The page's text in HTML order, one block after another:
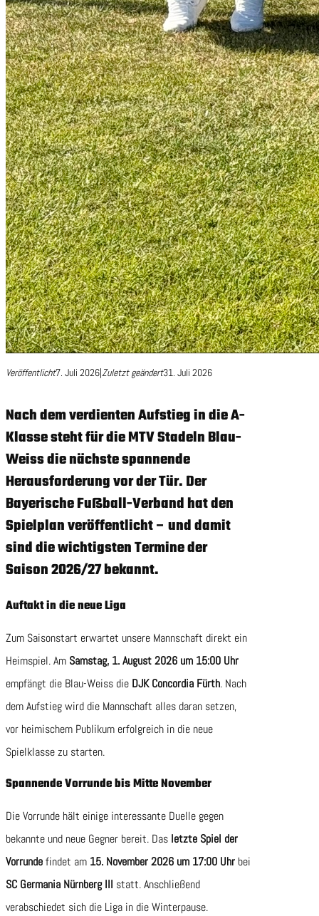
Veröffentlicht7. Juli 2026|Zuletzt geändert31. Juli 2026
Nach dem verdienten Aufstieg in die A-
Klasse steht für die MTV Stadeln Blau-
Weiss die nächste spannende
Herausforderung vor der Tür. Der
Bayerische Fußball-Verband hat den
Spielplan veröffentlicht – und damit
sind die wichtigsten Termine der
Saison 2026/27 bekannt.
Auftakt in die neue Liga
Zum Saisonstart erwartet unsere Mannschaft direkt ein
Heimspiel. Am Samstag, 1. August 2026 um 15:00 Uhr
empfängt die Blau-Weiss die DJK Concordia Fürth. Nach
dem Aufstieg wird die Mannschaft alles daran setzen,
vor heimischem Publikum erfolgreich in die neue
Spielklasse zu starten.
Spannende Vorrunde bis Mitte November
Die Vorrunde hält einige interessante Duelle gegen
bekannte und neue Gegner bereit. Das letzte Spiel der
Vorrundefindet am 15. November 2026 um 17:00 Uhr bei
SC Germania Nürnberg III statt. Anschließend
verabschiedet sich die Liga in die Winterpause.